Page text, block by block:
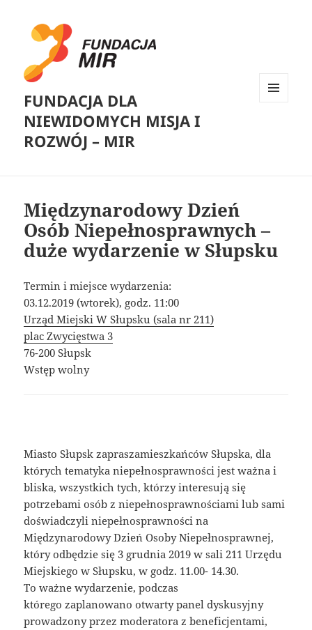
FUNDACJA DLA
NIEWIDOMYCH MISJA I
ROZWÓJ – MIR
Międzynarodowy Dzień
Osób Niepełnosprawnych –
duże wydarzenie w Słupsku
Termin i miejsce wydarzenia:
03.12.2019 (wtorek), godz. 11:00
Urząd Miejski W Słupsku (sala nr 211)
plac Zwycięstwa 3
76-200 Słupsk
Wstęp wolny
Miasto Słupsk zapraszamieszkańców Słupska, dla
których tematyka niepełnosprawności jest ważna i
bliska, wszystkich tych, którzy interesują się
potrzebami osób z niepełnosprawnościami lub sami
doświadczyli niepełnosprawności na
Międzynarodowy Dzień Osoby Niepełnosprawnej,
który odbędzie się 3 grudnia 2019 w sali 211 Urzędu
Miejskiego w Słupsku, w godz. 11.00- 14.30.
To ważne wydarzenie, podczas
którego zaplanowano otwarty panel dyskusyjny
prowadzony przez moderatora z beneficjentami,